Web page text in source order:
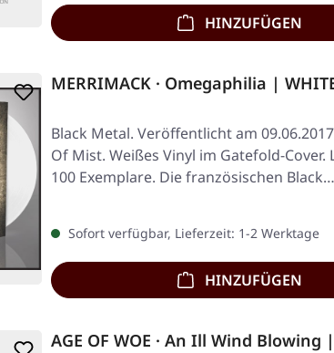
HINZUFÜGEN
MERRIMACK · Omegaphilia |
Black Metal. Veröffentlicht am
Of Mist. Weißes Vinyl im Gatefold-
100 Exemplare. Die französischen Black…
Sofort verfügbar, Lieferzeit: 1-2 Werktage
HINZUFÜGEN
AGE OF WOE · An Ill Wind Blowing